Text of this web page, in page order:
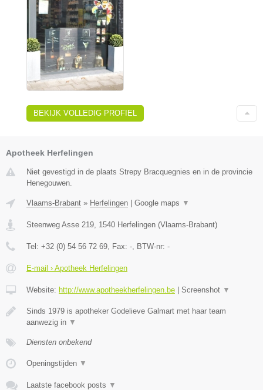
BEKIJK VOLLEDIG PROFIEL
Apotheek Herfelingen
Niet gevestigd in de plaats Strepy Bracquegnies en in de provincie
Henegouwen.
Vlaams-Brabant » Herfelingen Google maps ▼
Steenweg Asse 219 1540 Herfelingen (Vlaams-Brabant)
Tel: +32 (0) 54 56 72 69 , Fax: - , BTW-nr: -
E-mail › Apotheek Herfelingen
Website: http://www.apotheekherfelingen.be Screenshot ▼
Sinds 1979 is apotheker Godelieve Galmart met haar team
aanwezig in ▼
Diensten onbekend
Openingstijden ▼
Laatste facebook posts ▼